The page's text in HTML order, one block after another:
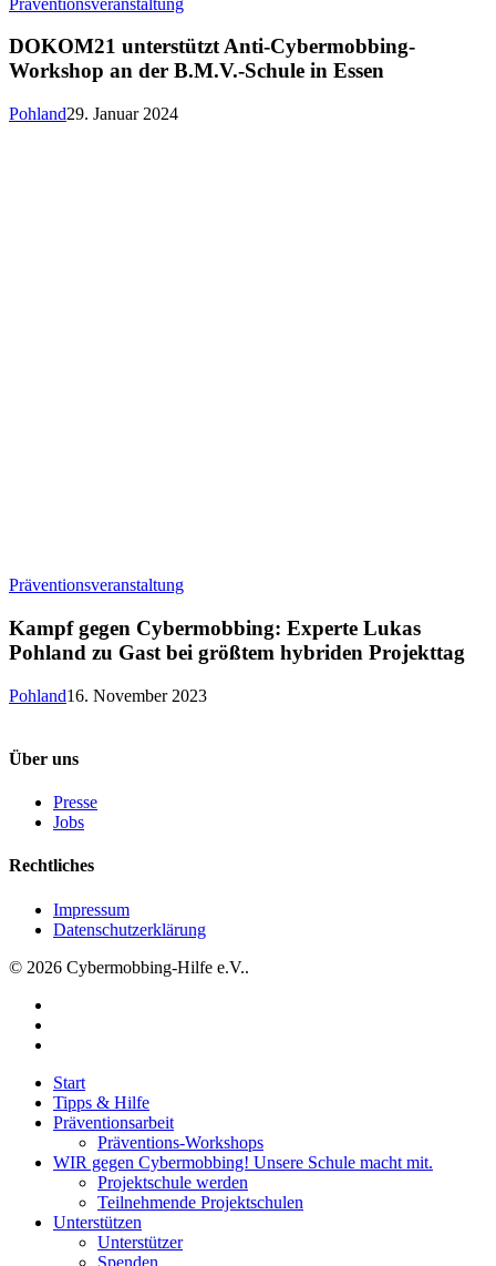
Anti-
Cybermobbing-
Workshop
DOKOM21 unterstützt Anti-Cybermobbing-
Workshop an der B.M.V.-Schule in Essen
Pohland29. Januar 2024
PräventionsveranstaltungKampf
Cybermobbing:
Experte
Lukas
zu
Kampf gegen Cybermobbing: Experte Lukas
Pohland zu Gast bei größtem hybriden Projekttag
Pohland16. November 2023
Über uns
Presse
Jobs
Rechtliches
Impressum
Datenschutzerklärung
© 2026 Cybermobbing-Hilfe e.V..
Close
Menu
Start
Tipps & Hilfe
Präventionsarbeit
Präventions-Workshops
WIR gegen Cybermobbing! Unsere Schule macht mit.
Projektschule werden
Teilnehmende Projektschulen
Unterstützen
Unterstützer
Spenden